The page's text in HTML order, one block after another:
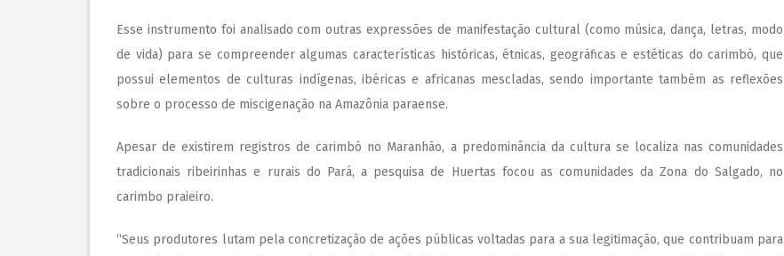
Esse instrumento foi analisado com outras expressões de manifestação cultural (como música, dança, letras, modo
de vida) para se compreender algumas características históricas, étnicas, geográficas e estéticas do carimbó, que
possui elementos de culturas indígenas, ibéricas e africanas mescladas, sendo importante também as reflexões
sobre o processo de miscigenação na Amazônia paraense.
Apesar de existirem registros de carimbó no Maranhão, a predominância da cultura se localiza nas comunidades
tradicionais ribeirinhas e rurais do Pará, a pesquisa de Huertas focou as comunidades da Zona do Salgado, no
carimbo praieiro.
“Seus produtores lutam pela concretização de ações públicas voltadas para a sua legitimação, que contribuam para